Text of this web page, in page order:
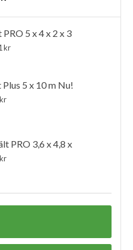
5 x 4 x 2 x 3
kr
5 x 10 m Nu!
PRO 3,6 x 4,8 x